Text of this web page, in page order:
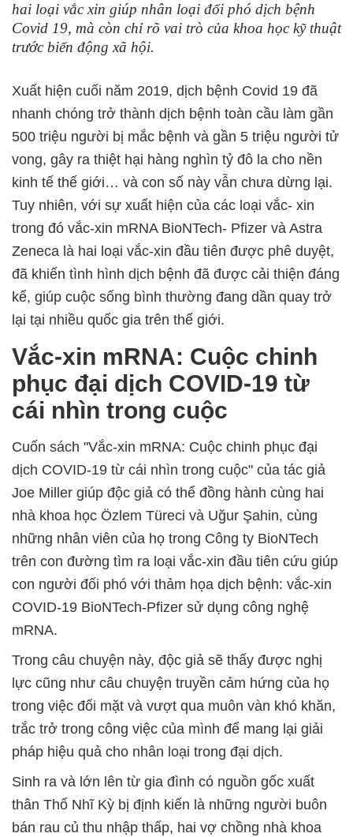
hai loại vắc xin giúp nhân loại đối phó dịch bệnh
Covid 19, mà còn chỉ rõ vai trò của khoa học kỹ thuật
trước biến động xã hội.
Xuất hiện cuối năm 2019, dịch bệnh Covid 19 đã
nhanh chóng trở thành dịch bệnh toàn cầu làm gần
500 triệu người bị mắc bệnh và gần 5 triệu người tử
vong, gây ra thiệt hại hàng nghìn tỷ đô la cho nền
kinh tế thế giới… và con số này vẫn chưa dừng lại.
Tuy nhiên, với sự xuất hiện của các loại vắc- xin
trong đó vắc-xin mRNA BioNTech- Pfizer và Astra
Zeneca là hai loại vắc-xin đầu tiên được phê duyệt,
đã khiến tình hình dịch bệnh đã được cải thiện đáng
kể, giúp cuộc sống bình thường đang dần quay trở
lại tại nhiều quốc gia trên thế giới.
Vắc-xin mRNA: Cuộc chinh
phục đại dịch COVID-19 từ
cái nhìn trong cuộc
Cuốn sách "Vắc-xin mRNA: Cuộc chinh phục đại
dịch COVID-19 từ cái nhìn trong cuộc" của tác giả
Joe Miller giúp độc giả có thể đồng hành cùng hai
nhà khoa học Özlem Türeci và Uğur Şahin, cùng
những nhân viên của họ trong Công ty BioNTech
trên con đường tìm ra loại vắc-xin đầu tiên cứu giúp
con người đối phó với thảm họa dịch bệnh: vắc-xin
COVID-19 BioNTech-Pfizer sử dụng công nghệ
mRNA.
Trong câu chuyện này, độc giả sẽ thấy được nghị
lực cũng như câu chuyện truyền cảm hứng của họ
trong việc đối mặt và vượt qua muôn vàn khó khăn,
trắc trở trong công việc của mình để mang lại giải
pháp hiệu quả cho nhân loại trong đại dịch.
Sinh ra và lớn lên từ gia đình có nguồn gốc xuất
thân Thổ Nhĩ Kỳ bị định kiến là những người buôn
bán rau củ thu nhập thấp, hai vợ chồng nhà khoa